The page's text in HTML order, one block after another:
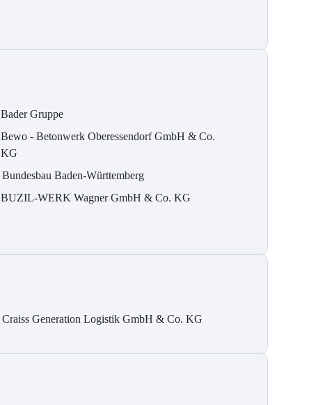
Bader Gruppe
Bewo - Betonwerk Oberessendorf GmbH & Co.
KG
Bundesbau Baden-Württemberg
BUZIL-WERK Wagner GmbH & Co. KG
Craiss Generation Logistik GmbH & Co. KG